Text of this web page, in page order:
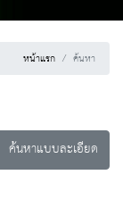
หน้าแรก ค้นหา
ค้นหาแบบละเอียด